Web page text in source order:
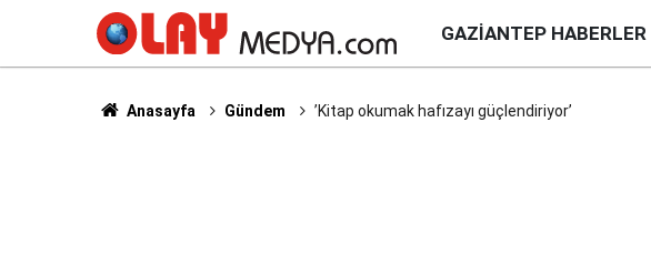
GAZIANTEP HABERLER
Anasayfa Gündem ’Kitap okumak hafızayı güçlendiriyor’